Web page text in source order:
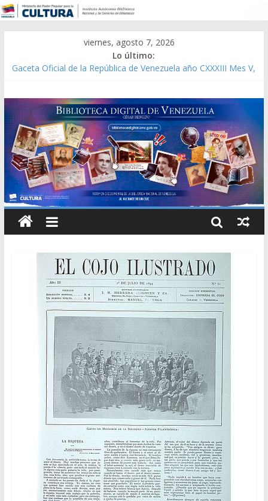
viernes, agosto 7, 2026
Lo último:
Gaceta Oficial de la República de Venezuela año CXXXIII Mes V,
Constitución, leyes y acuerdos expedidos por la Asamblea
Constituyente del Estado Lara en 1881.
Una Parálisis [material gráfico]
Modesta Bor Sánchez [material gráfico]